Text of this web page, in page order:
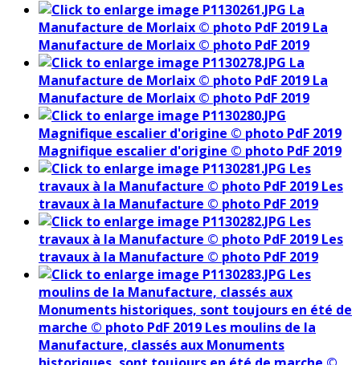
La
Manufacture de Morlaix © photo PdF 2019 La
Manufacture de Morlaix © photo PdF 2019
La
Manufacture de Morlaix © photo PdF 2019 La
Manufacture de Morlaix © photo PdF 2019
Magnifique escalier d'origine © photo PdF 2019
Magnifique escalier d'origine © photo PdF 2019
Les
travaux à la Manufacture © photo PdF 2019 Les
travaux à la Manufacture © photo PdF 2019
Les
travaux à la Manufacture © photo PdF 2019 Les
travaux à la Manufacture © photo PdF 2019
Les
moulins de la Manufacture, classés aux
Monuments historiques, sont toujours en été de
marche © photo PdF 2019 Les moulins de la
Manufacture, classés aux Monuments